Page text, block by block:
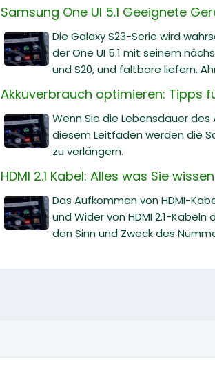
Samsung One UI 5.1 Geeignete
Die Galaxy S23-Serie wird
der One UI 5.1 mit seinem
und S20, und faltbare liefern.
Akkuverbrauch optimieren: Tipps
Wenn Sie die Lebensdauer
diesem Leitfaden werden die
zu verlängern.
HDMI 2.1 Kabel: Alles was Sie
Das Aufkommen von HDMI-
und Wider von HDMI 2.1-
den Sinn und Zweck des